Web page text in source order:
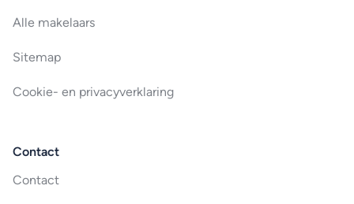
Alle makelaars
Sitemap
Cookie- en privacyverklaring
Contact
Contact